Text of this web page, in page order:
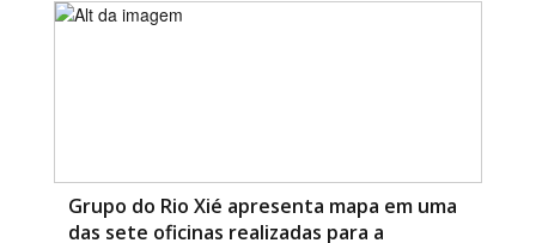
Grupo do Rio Xié apresenta mapa em uma
das sete oficinas realizadas para a